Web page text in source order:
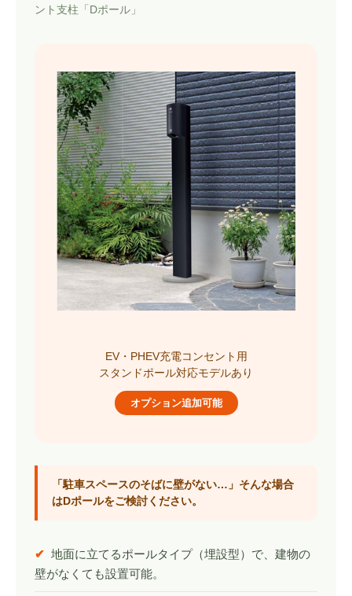
ント支柱「Dポール」
EV・PHEV充電コンセント用
スタンドポール対応モデルあり
オプション追加可能
「駐車スペースのそばに壁がない…」そんな場合
はDポールをご検討ください。
✔ 地面に立てるポールタイプ（埋設型）で、建物の
壁がなくても設置可能。